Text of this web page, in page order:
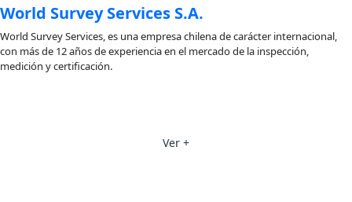
World Survey Services S.A.
World Survey Services, es una empresa chilena de carácter internacional,
con más de 12 años de experiencia en el mercado de la inspección,
medición y certificación.
Ver +